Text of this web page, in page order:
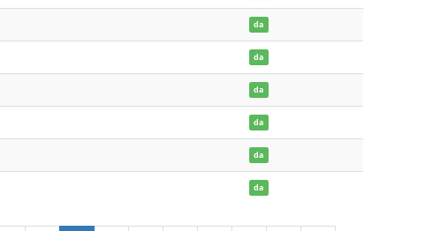
da
da
da
da
da
da